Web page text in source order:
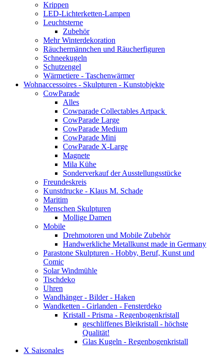
Krippen
LED-Lichterketten-Lampen
Leuchtsterne
Zubehör
Mehr Winterdekoration
Räuchermännchen und Räucherfiguren
Schneekugeln
Schutzengel
Wärmetiere - Taschenwärmer
Wohnaccessoires - Skulpturen - Kunstobjekte
CowParade
Alles
Cowparade Collectables Artpack
CowParade Large
CowParade Medium
CowParade Mini
CowParade X-Large
Magnete
Mila Kühe
Sonderverkauf der Ausstellungsstücke
Freundeskreis
Kunstdrucke - Klaus M. Schade
Maritim
Menschen Skulpturen
Mollige Damen
Mobile
Drehmotoren und Mobile Zubehör
Handwerkliche Metallkunst made in Germany
Parastone Skulpturen - Hobby, Beruf, Kunst und
Comic
Solar Windmühle
Tischdeko
Uhren
Wandhänger - Bilder - Haken
Wandketten - Girlanden - Fensterdeko
Kristall - Prisma - Regenbogenkristall
geschliffenes Bleikristall - höchste
Qualität!
Glas Kugeln - Regenbogenkristall
X Saisonales